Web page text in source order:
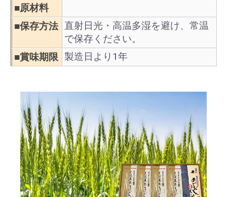
■原材料
■保存方法 直射日光・高温多湿を避け、常温
で保存ください。
■賞味期限 製造日より1年